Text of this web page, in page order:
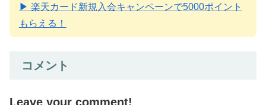
▶ 楽天カード新規入会キャンペーンで5000ポイント
もらえる！
コメント
Leave your comment!